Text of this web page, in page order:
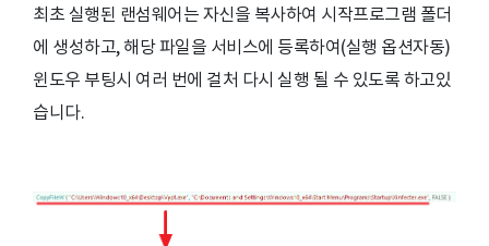
최초 실행된 랜섬웨어는 자신을 복사하여 시작프로그램 폴더
에 생성하고, 해당 파일을 서비스에 등록하여(실행 옵션자동)
윈도우 부팅시 여러 번에 걸처 다시 실행 될 수 있도록 하고있
습니다.